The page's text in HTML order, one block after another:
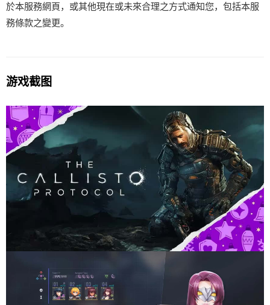
於本服務網頁，或其他現在或未來合理之方式通知您，包括本服
務條款之變更。
游戏截图